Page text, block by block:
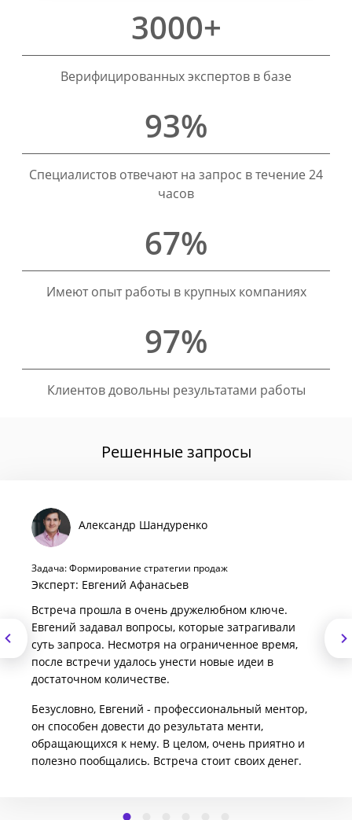
3000+
Верифицированных экспертов в базе
93%
Специалистов отвечают на запрос в течение 24
часов
67%
Имеют опыт работы в крупных компаниях
97%
Клиентов довольны результатами работы
Решенные запросы
Александр Шандуренко
Задача: Формирование стратегии продаж
Эксперт: Евгений Афанасьев
Встреча прошла в очень дружелюбном ключе.
Евгений задавал вопросы, которые затрагивали
суть запроса. Несмотря на ограниченное время,
после встречи удалось унести новые идеи в
достаточном количестве.
Безусловно, Евгений - профессиональный ментор,
он способен довести до результата менти,
обращающихся к нему. В целом, очень приятно и
полезно пообщались. Встреча стоит своих денег.